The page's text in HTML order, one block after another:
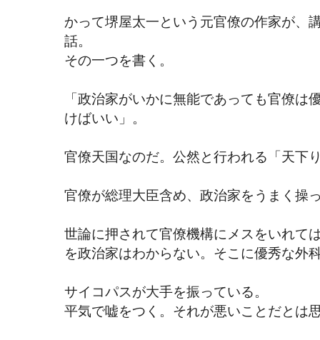
かって堺屋太一という元官僚の作家が、
話。
その一つを書く。
「政治家がいかに無能であっても官僚
けばいい」。
官僚天国なのだ。公然と行われる「天下
官僚が総理大臣含め、政治家をうまく操
世論に押されて官僚機構にメスをいれて
を政治家はわからない。そこに優秀な外
サイコパスが大手を振っている。
平気で嘘をつく。それが悪いことだとは